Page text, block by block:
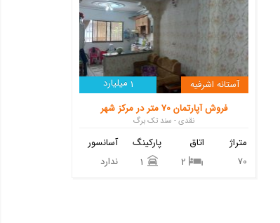
1 میلیارد
آستانه اشرفیه
فروش آپارتمان 70 متر در مرکز شهر
نقدی - سند تک برگ
آسانسور
ندارد
پارکینگ
اتاق
متراژ
70